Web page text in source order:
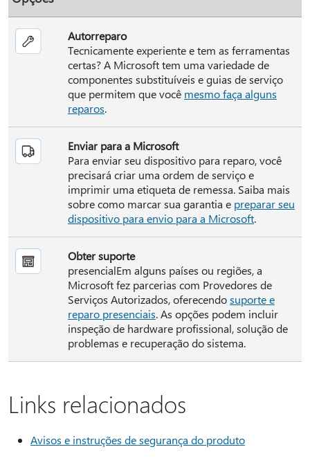
Autorreparo
Tecnicamente experiente e tem as ferramentas
certas? A Microsoft tem uma variedade de
componentes substituíveis e guias de serviço
que permitem que você mesmo faça alguns
reparos.
Enviar para a Microsoft
Para enviar seu dispositivo para reparo, você
precisará criar uma ordem de serviço e
imprimir uma etiqueta de remessa. Saiba mais
sobre como marcar sua garantia e preparar seu
dispositivo para envio para a Microsoft.
Obter suporte
presencialEm alguns países ou regiões, a
Microsoft fez parcerias com Provedores de
Serviços Autorizados, oferecendosuporte e
reparo presenciais. As opções podem incluir
inspeção de hardware profissional, solução de
problemas e recuperação do sistema.
Links relacionados
Avisos e instruções de segurança do produto